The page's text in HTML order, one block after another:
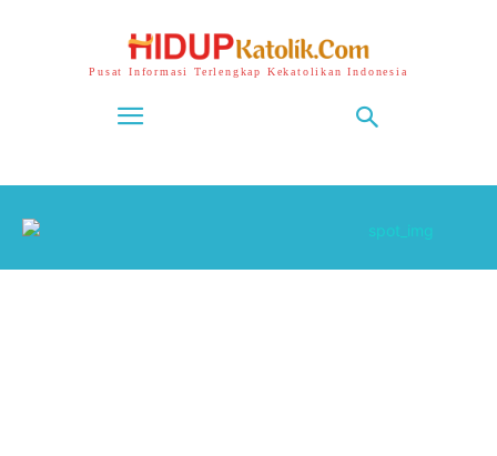
Pusat Informasi Terlengkap Kekatolikan Indonesia